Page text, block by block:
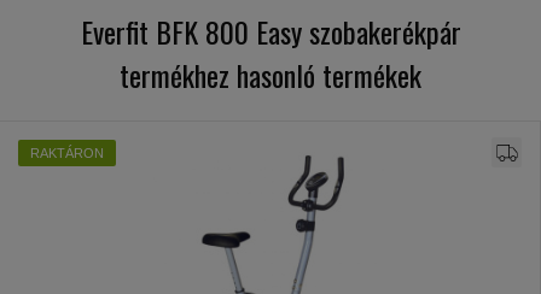
Everfit BFK 800 Easy szobakerékpár
termékhez hasonló termékek
RAKTÁRON